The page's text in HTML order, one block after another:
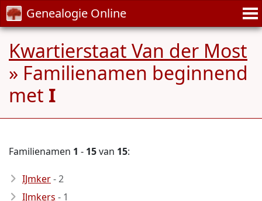
Genealogie Online
Kwartierstaat Van der Most
» Familienamen beginnend
met I
Familienamen 1 - 15van 15:
IJmker- 2
IJmkers - 1